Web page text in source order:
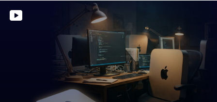
드도 바뀌고 있다고 합니다. 투자를 받는 단계에서도 이미 PoC가 가능한
제품을 선보일 수 있고, 이를 통해 평가하고 투자까지 이뤄진다는 것입니
다. 바이브코딩이 촉발한 개발 생태계의 변화. 이보라 MVP에게 한 번 들어